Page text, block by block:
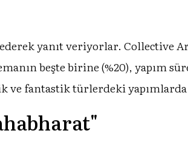
yanıt veriyorlar. Collective
beşte birine (%20), yapım
ve fantastik türlerdeki